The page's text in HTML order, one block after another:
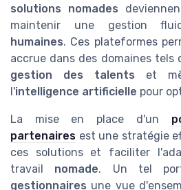
solutions nomades
maintenir une gestion
humaines. Ces plateformes
accrue dans des domaines tels
gestion des talents et
l'intelligence artificielle pour
La mise en place d'un
partenaires est une stratégie
ces solutions et faciliter
travail nomade. Un tel
gestionnaires une vue